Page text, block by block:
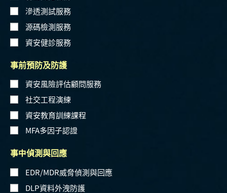
滲透測試服務
源碼檢測服務
資安健診服務
事前預防及防護
資安風險評估顧問服務
社交工程演練
資安教育訓練課程
MFA多因子認證
事中偵測與回應
EDR/MDR威脅偵測與回應
DLP資料外洩防護